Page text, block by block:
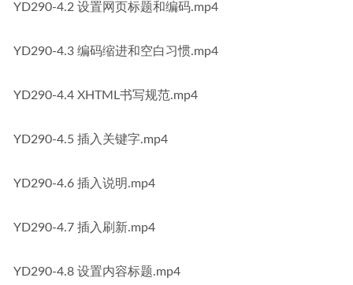
YD290-4.2 设置网页标题和编码.mp4
YD290-4.3 编码缩进和空白习惯.mp4
YD290-4.4 XHTML书写规范.mp4
YD290-4.5 插入关键字.mp4
YD290-4.6 插入说明.mp4
YD290-4.7 插入刷新.mp4
YD290-4.8 设置内容标题.mp4